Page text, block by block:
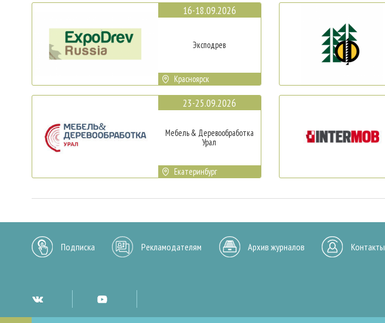
16-18.09.2026
Эксподрев
Красноярск
23-25.09.2026
Мебель & Деревообработка
Урал
Екатеринбург
Подписка Рекламодателям Архив журналов Контакты